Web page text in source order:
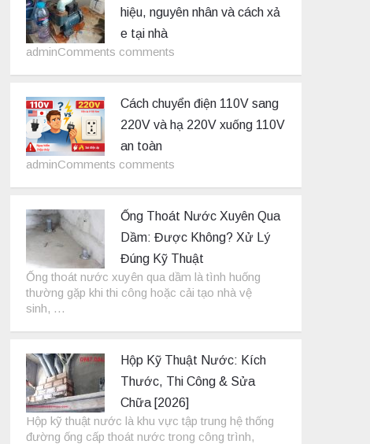
hiệu, nguyên nhân và cách xả
e tại nhà
adminComments comments
Cách chuyển điện 110V sang
220V và hạ 220V xuống 110V
an toàn
adminComments comments
Ống Thoát Nước Xuyên Qua
Dầm: Được Không? Xử Lý
Đúng Kỹ Thuật
Ống thoát nước xuyên qua dầm là tình huống
thường gặp khi thi công hoặc cải tạo nhà vệ
sinh, …
Hộp Kỹ Thuật Nước: Kích
Thước, Thi Công & Sửa
Chữa [2026]
Hộp kỹ thuật nước là khu vực tập trung hệ thống
đường ống cấp thoát nước trong công trình,